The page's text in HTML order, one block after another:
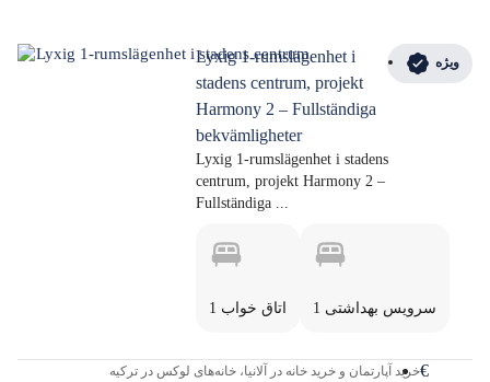
Lyxig 1-rumslägenhet i
stadens centrum, projekt
Harmony 2 – Fullständiga
bekvämligheter
Lyxig 1-rumslägenhet i stadens
centrum, projekt Harmony 2 –
Fullständiga ...
1 اتاق خواب 1 سرویس بهداشتی
ویژه
€خرید آپارتمان و خرید خانه در آلانیا، خانه‌های لوکس در ترکیه